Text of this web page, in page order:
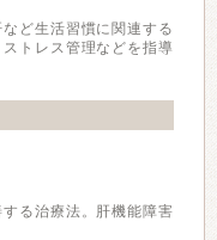
ど生活習慣に関連する
トレス管理などを指導
る治療法。肝機能障害